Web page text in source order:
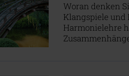
Woran denken
Klangspiele und
Harmonielehre